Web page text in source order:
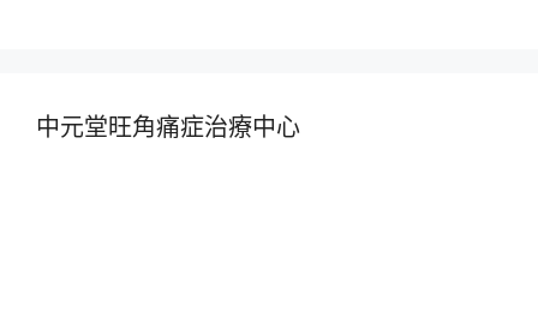
中元堂旺角痛症治療中心